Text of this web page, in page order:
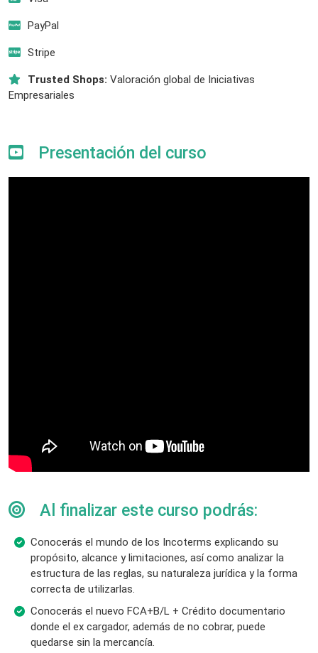
PayPal
Stripe
Trusted Shops: Valoración global de Iniciativas
Empresariales
Presentación del curso
Al finalizar este curso podrás:
Conocerás el mundo de los Incoterms explicando su
propósito, alcance y limitaciones, así como analizar la
estructura de las reglas, su naturaleza jurídica y la forma
correcta de utilizarlas.
Conocerás el nuevo FCA+B/L + Crédito documentario
donde el ex cargador, además de no cobrar, puede
quedarse sin la mercancía.